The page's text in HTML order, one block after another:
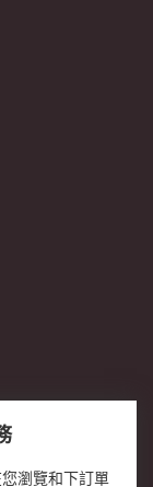
瀏覽和下訂單